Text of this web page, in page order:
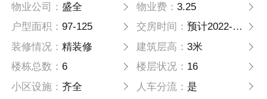
物业公司：盛全 物业费： 3.25
户型面积：97-125 交房时间： 预计2022-12月-31日
装修情况：精装修 建筑层高： 3米
楼栋总数：6 楼层状况： 16
小区设施：齐全 人车分流： 是